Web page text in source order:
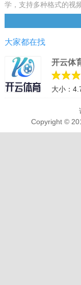
学，支持多种格式的视
功能，感兴趣的朋友快
软件功能
倒放：视频倒叙播放。
切割：分割、剪切视频。
贴纸：支持视频贴纸。
字体：可设置字体风格
画布：设置视频画面比
滤镜：多种风格滤镜。
美颜：智能识别脸型，
大家都在找
开云体
大小：
Copyright ©